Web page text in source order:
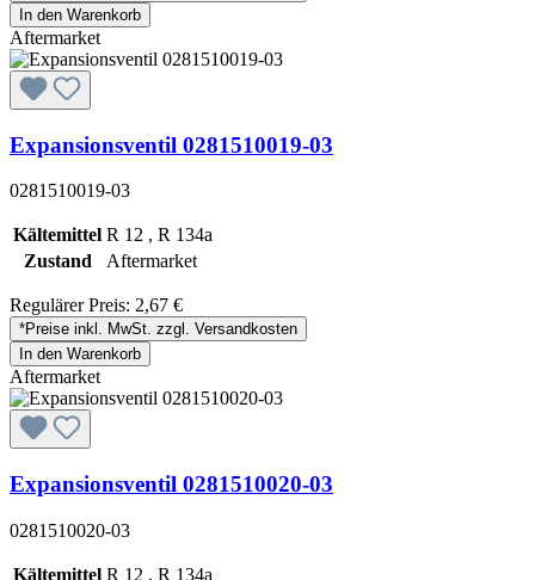
In den Warenkorb
Aftermarket
Expansionsventil 0281510019-03
0281510019-03
Kältemittel R 12 , R 134a
Zustand
Aftermarket
Regulärer Preis: 2,67 €
*Preise inkl. MwSt. zzgl. Versandkosten
In den Warenkorb
Aftermarket
Expansionsventil 0281510020-03
0281510020-03
Kältemittel R 12 , R 134a